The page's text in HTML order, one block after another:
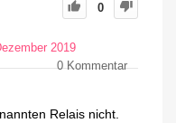
0
2019
0Kommentar
Relais nicht.